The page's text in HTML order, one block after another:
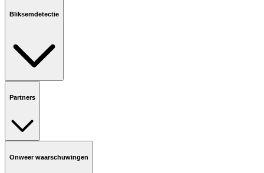
Bliksemdetectie
Partners
Onweer waarschuwingen